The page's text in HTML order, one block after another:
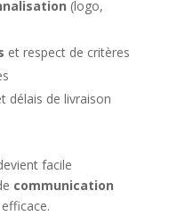
(logo,
et respect de critères
délais de livraison
facile
communication